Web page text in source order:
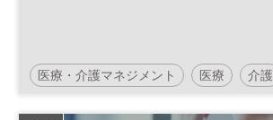
医療・介護マネジメント 医療 介護